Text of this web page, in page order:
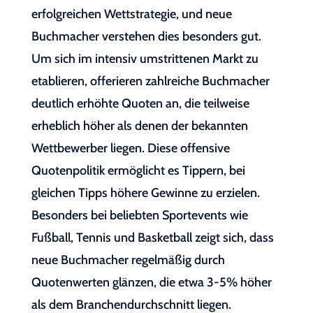
erfolgreichen Wettstrategie, und neue
Buchmacher verstehen dies besonders gut.
Um sich im intensiv umstrittenen Markt zu
etablieren, offerieren zahlreiche Buchmacher
deutlich erhöhte Quoten an, die teilweise
erheblich höher als denen der bekannten
Wettbewerber liegen. Diese offensive
Quotenpolitik ermöglicht es Tippern, bei
gleichen Tipps höhere Gewinne zu erzielen.
Besonders bei beliebten Sportevents wie
Fußball, Tennis und Basketball zeigt sich, dass
neue Buchmacher regelmäßig durch
Quotenwerten glänzen, die etwa 3-5% höher
als dem Branchendurchschnitt liegen.